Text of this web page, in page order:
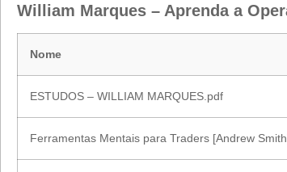
William Marques – Aprenda a
Nome
ESTUDOS – WILLIAM MARQUES.pdf
Ferramentas Mentais para Traders [Andrew